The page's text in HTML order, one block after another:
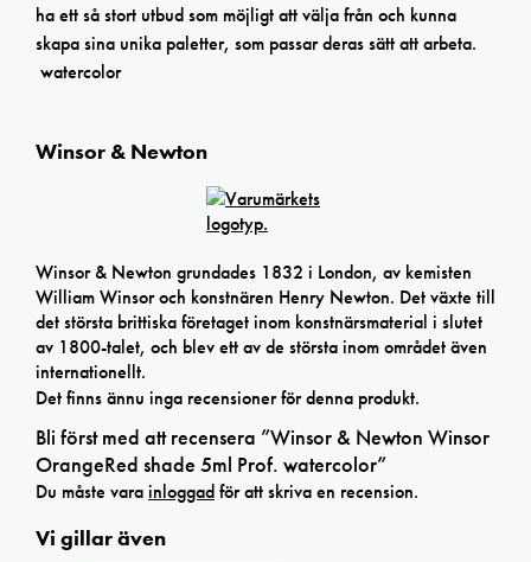
ha ett så stort utbud som möjligt att välja från och kunna
skapa sina unika paletter, som passar deras sätt att arbeta.
watercolor
Winsor & Newton
Winsor & Newton grundades 1832 i London, av kemisten
William Winsor och konstnären Henry Newton. Det växte till
det största brittiska företaget inom konstnärsmaterial i slutet
av 1800-talet, och blev ett av de största inom området även
internationellt.
Det finns ännu inga recensioner för denna produkt.
Bli först med att recensera ”Winsor & Newton Winsor
OrangeRed shade 5ml Prof. watercolor”
Du måste varainloggadför att skriva en recension.
Vi gillar även